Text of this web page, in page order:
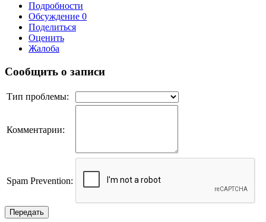
Подробности
Обсуждение 0
Поделиться
Оценить
Жалоба
Сообщить о записи
Тип проблемы:
Комментарии:
Spam Prevention:
Передать